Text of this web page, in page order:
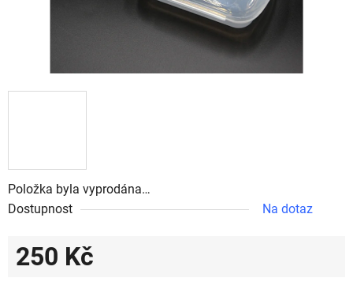
Položka byla vyprodána…
Dostupnost
Na dotaz
250 Kč